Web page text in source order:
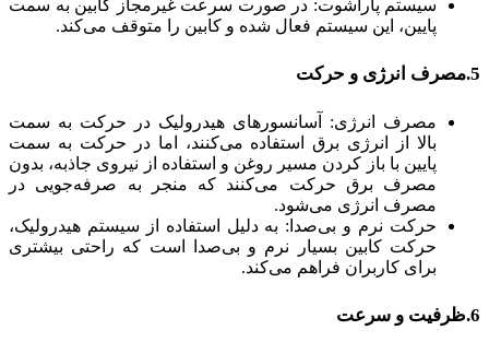
سیستم پاراشوت: در صورت سرعت غیرمجاز کابین به سمت
پایین، این سیستم فعال شده و کابین را متوقف می‌کند.
5.مصرف انرژی و حرکت
مصرف انرژی: آسانسورهای هیدرولیک در حرکت به سمت
بالا از انرژی برق استفاده می‌کنند، اما در حرکت به سمت
پایین با باز کردن مسیر روغن و استفاده از نیروی جاذبه، بدون
مصرف برق حرکت می‌کنند که منجر به صرفه‌جویی در
مصرف انرژی می‌شود.
حرکت نرم و بی‌صدا: به دلیل استفاده از سیستم هیدرولیک،
حرکت کابین بسیار نرم و بی‌صدا است که راحتی بیشتری
برای کاربران فراهم می‌کند.
6.ظرفیت و سرعت